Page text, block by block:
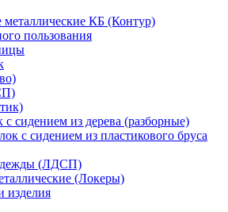
КБ (Контур)
пользования
с сидением из дерева (разборные)
с сидением из пластикового бруса
(ЛДСП)
(Локеры)
изделия